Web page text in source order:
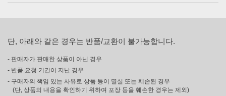
단, 아래와 같은 경우는 반품/교환이 불가능합니다.
- 판매자가 판매한 상품이 아닌 경우
- 반품 요청 기간이 지난 경우
- 구매자의 책임 있는 사유로 상품 등이 멸실 또는 훼손된 경우
(단, 상품의 내용을 확인하기 위하여 포장 등을 훼손한 경우는 제외)